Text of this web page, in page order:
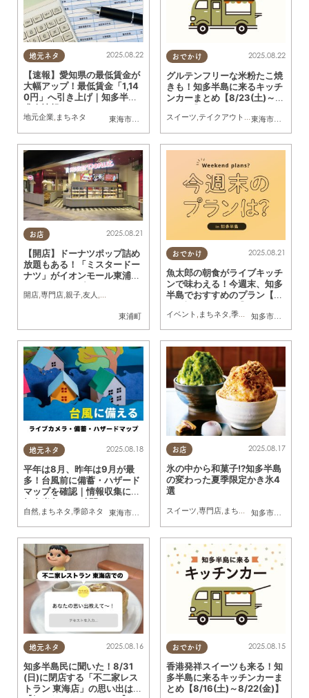
地元ネタ
東海市
,大府市 知多市 ,東浦町,阿久比町 ,半田市,武豊町
2025.08.22
【速報】愛知県の最低賃金が
大幅アップ！最低賃金「1,14
0円」へ引き上げ｜知多半島
求人情報もチェック
地元企業 まちネタ
おでかけ
東海市
,大府市
2025.08.22
グルテンフリーな米粉たこ焼
きも！知多半島に来るキッチ
ンカーまとめ【8/23(土)～8/
スイーツ,テイクアウト ,キッチンカー
お店
東浦町
2025.08.21
【開店】ドーナツポップ詰め
放題もある！「ミスタードー
ナツ」がイオンモール東浦に
開店,専門店,親子,友人 ,ワンコイン
おでかけ
知多市東浦町
2025.08.21
魚太郎の朝食がライブキッチ
ンで味わえる！今週末、知多
半島でおすすめのプラン【8/
イベント , まちネタ ,季節ネタ ,まとめ記事
地元ネタ
東海市
,大府市 知多市 ,東浦町,阿久比町,半田市,常滑市
2025.08.18
平年は8月、昨年は9月が最
多！台風前に備蓄・ハザード
マップを確認｜情報収集には
知多半島の24時間Webカメ
ラが便利
自然, まちネタ ,季節ネタ
お店
知多市
,東浦町
2025.08.17
氷の中から和菓子!?知多半島
の変わった夏季限定かき氷4
選
スイーツ 専門店, まちネタ ,季節ネタ
地元ネタ 2025.08.16
知多半島民に聞いた！8/31
(日)に閉店する「不二家レス
トラン 東海店」の思い出は？
おでかけ 2025.08.15
香港発祥スイーツも来る！知
多半島に来るキッチンカーま
とめ【8/16(土)～8/22(金)】